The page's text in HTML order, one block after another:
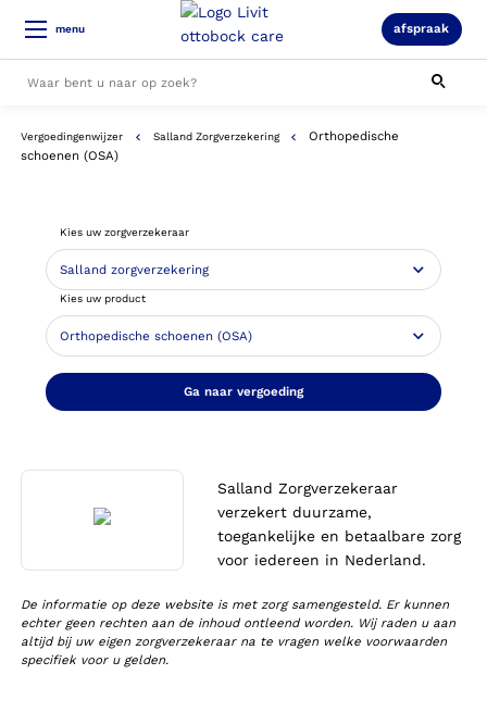
menu afspraak
Alle resultaten
Vergoedingenwijzer Salland Zorgverzekering
Orthopedische
schoenen (OSA)
Kies uw zorgverzekeraar
Kies uw product
Ga naar vergoeding
Salland Zorgverzekeraar
verzekert duurzame,
toegankelijke en betaalbare zorg
voor iedereen in Nederland.
De informatie op deze website is met zorg samengesteld. Er kunnen
echter geen rechten aan de inhoud ontleend worden. Wij raden u aan
altijd bij uw eigen zorgverzekeraar na te vragen welke voorwaarden
specifiek voor u gelden.